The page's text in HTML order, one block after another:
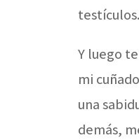
testículos.
Y luego
mi
una
demás,